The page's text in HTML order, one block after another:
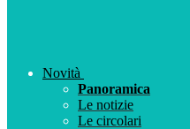
Novità
Panoramica
Le notizie
Le circolari